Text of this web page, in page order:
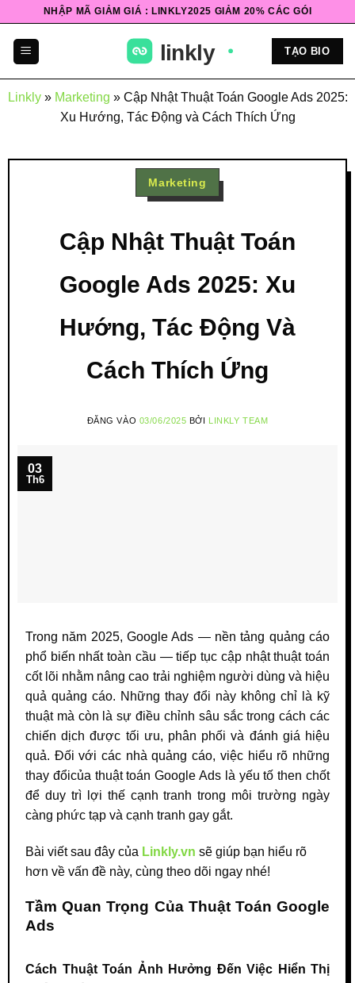
NHẬP MÃ GIẢM GIÁ : LINKLY2025 GIẢM 20% CÁC GÓI
TẠO BIO
Linkly» Marketing » Cập Nhật Thuật Toán Google Ads 2025:
Xu Hướng, Tác Động và Cách Thích Ứng
Marketing
Cập Nhật Thuật Toán
Google Ads 2025: Xu
Hướng, Tác Động Và
Cách Thích Ứng
ĐĂNG VÀO 03/06/2025 BỞI LINKLY TEAM
03
Th6
Trong năm 2025, Google Ads — nền tảng quảng cáo
phổ biến nhất toàn cầu — tiếp tục cập nhật thuật toán
cốt lõi nhằm nâng cao trải nghiệm người dùng và hiệu
quả quảng cáo. Những thay đổi này không chỉ là kỹ
thuật mà còn là sự điều chỉnh sâu sắc trong cách các
chiến dịch được tối ưu, phân phối và đánh giá hiệu
quả. Đối với các nhà quảng cáo, việc hiểu rõ những
thay đổicủa thuật toán Google Ads là yếu tố then chốt
để duy trì lợi thế cạnh tranh trong môi trường ngày
càng phức tạp và cạnh tranh gay gắt.
Bài viết sau đây của Linkly.vn sẽ giúp bạn hiểu rõ
hơn về vấn đề này, cùng theo dõi ngay nhé!
Tầm Quan Trọng Của Thuật Toán Google
Ads
Cách Thuật Toán Ảnh Hưởng Đến Việc Hiển Thị